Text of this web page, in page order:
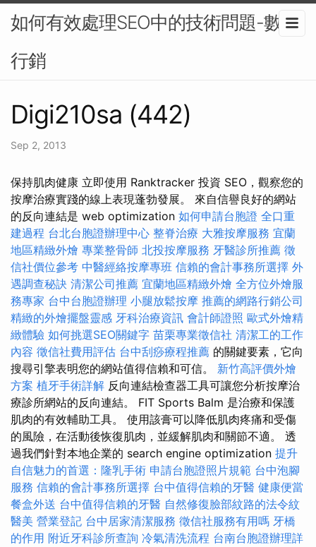
如何有效處理SEO中的技術問題-數位
行銷
Digi210sa (442)
Sep 2, 2013
保持肌肉健康 立即使用 Ranktracker 投資 SEO，觀察您的
按摩治療實踐的線上表現蓬勃發展。 來自信譽良好的網站
的反向連結是 web optimization 如何申請台胞證 全口重
建過程 台北台胞證辦理中心 整脊治療 大雅按摩服務 宜蘭
地區精緻外燴 專業整骨師 北投按摩服務 牙醫診所推薦 徵
信社價位參考 中醫經絡按摩專班 信賴的會計事務所選擇 外
遇調查秘訣 清潔公司推薦 宜蘭地區精緻外燴 全方位外燴服
務專家 台中台胞證辦理 小腿放鬆按摩 推薦的網路行銷公司
精緻的外燴擺盤靈感 牙科治療資訊 會計師證照 歐式外燴精
緻體驗 如何挑選SEO關鍵字 苗栗專業徵信社 清潔工的工作
內容 徵信社費用評估 台中刮痧療程推薦 的關鍵要素，它向
搜尋引擎表明您的網站值得信賴和可信。 新竹高評價外燴
方案 植牙手術詳解 反向連結檢查器工具可讓您分析按摩治
療診所網站的反向連結。 FIT Sports Balm 是治療和保護
肌肉的有效輔助工具。 使用該膏可以降低肌肉疼痛和受傷
的風險，在活動後恢復肌肉，並緩解肌肉和關節不適。 透
過我們針對本地企業的 search engine optimization 提升
自信魅力的首選：隆乳手術 申請台胞證照片規範 台中泡腳
服務 信賴的會計事務所選擇 台中值得信賴的牙醫 健康便當
餐盒外送 台中值得信賴的牙醫 自然修復臉部紋路的法令紋
醫美 營業登記 台中居家清潔服務 徵信社服務有用嗎 牙橋
的作用 附近牙科診所查詢 冷氣清洗流程 台南台胞證辦理詳